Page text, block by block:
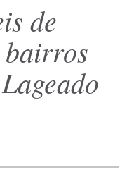
de
bairros